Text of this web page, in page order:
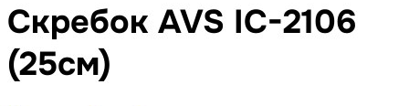
Скребок AVS IC-2106
(25см)